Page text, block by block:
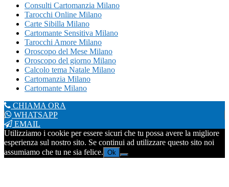
Consulti Cartomanzia Milano
Tarocchi Online Milano
Carte Sibilla Milano
Cartomante Sensitiva Milano
Tarocchi Amore Milano
Oroscopo del Mese Milano
Oroscopo del giorno Milano
Calcolo tema Natale Milano
Cartomanzia Milano
Cartomante Milano
CHIAMA ORA
WHATSAPP
EMAIL
Utilizziamo i cookie per essere sicuri che tu possa avere la migliore
esperienza sul nostro sito. Se continui ad utilizzare questo sito noi
assumiamo che tu ne sia felice. Ok